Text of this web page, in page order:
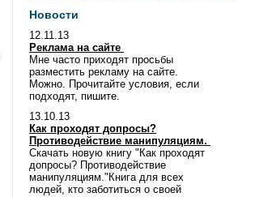
Новости
12.11.13
Реклама на сайте
Мне часто приходят просьбы
разместить рекламу на сайте.
Можно. Прочитайте условия, если
подходят, пишите.
13.10.13
Как проходят допросы?
Противодействие манипуляциям.
Скачать новую книгу "Как проходят
допросы? Противодействие
манипуляциям."Книга для всех
людей, кто заботиться о своей